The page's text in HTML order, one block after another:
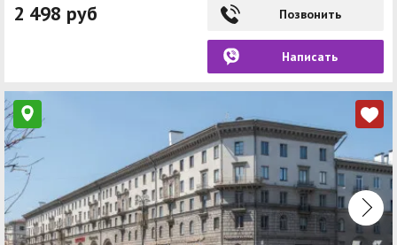
2 498 руб Позвонить
Написать